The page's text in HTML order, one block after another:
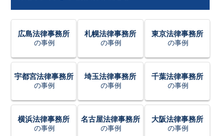
広島法律事務所
の事例
札幌法律事務所
の事例
東京法律事務所
の事例
宇都宮法律事務所
の事例
埼玉法律事務所
の事例
千葉法律事務所
の事例
横浜法律事務所
の事例
名古屋法律事務所
の事例
大阪法律事務所
の事例